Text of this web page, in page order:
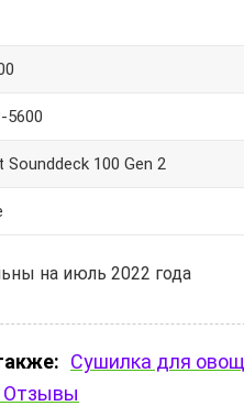
5600
100 Gen 2
на июль 2022 года
Сушилка для
Отзывы